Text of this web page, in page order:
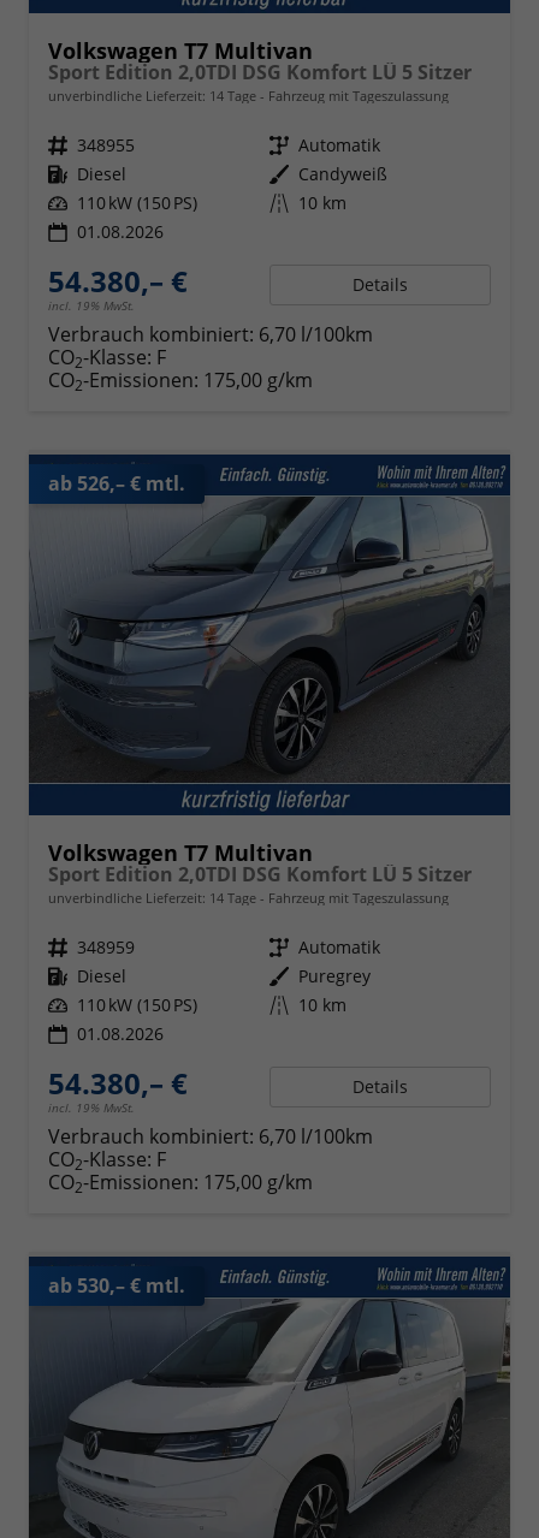
Volkswagen T7 Multivan
Sport Edition 2,0TDI DSG Komfort LÜ 5 Sitzer
unverbindliche Lieferzeit: 14 Tage Fahrzeug mit Tageszulassung
Fahrzeugnr. 348955 Getriebe Automatik
Kraftstoff Diesel Außenfarbe Candyweiß
Leistung 110 kW (150 PS) Kilometerstand 10 km
01.08.2026
54.380,– €
incl. 19% MwSt.
Details
Verbrauch kombiniert: 6,70 l/100km
CO2-Klasse: F
CO2-Emissionen: 175,00 g/km
ab 526,– € mtl.
Volkswagen T7 Multivan
Sport Edition 2,0TDI DSG Komfort LÜ 5 Sitzer
unverbindliche Lieferzeit: 14 Tage Fahrzeug mit Tageszulassung
Fahrzeugnr. 348959 Getriebe Automatik
Kraftstoff Diesel Außenfarbe Puregrey
Leistung 110 kW (150 PS) Kilometerstand 10 km
01.08.2026
54.380,– €
incl. 19% MwSt.
Details
Verbrauch kombiniert: 6,70 l/100km
CO2-Klasse: F
CO2-Emissionen: 175,00 g/km
ab 530,– € mtl.